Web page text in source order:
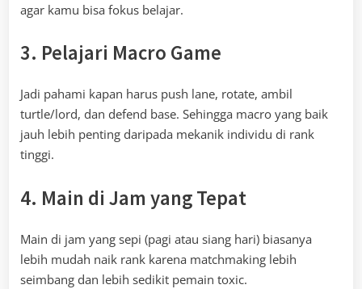
agar kamu bisa fokus belajar.
3. Pelajari Macro Game
Jadi pahami kapan harus push lane, rotate, ambil
turtle/lord, dan defend base. Sehingga macro yang baik
jauh lebih penting daripada mekanik individu di rank
tinggi.
4. Main di Jam yang Tepat
Main di jam yang sepi (pagi atau siang hari) biasanya
lebih mudah naik rank karena matchmaking lebih
seimbang dan lebih sedikit pemain toxic.